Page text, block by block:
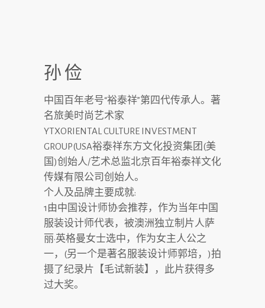
孙俭
中国百年老号“裕泰祥”第四代传承人。著
名旅美时尚艺术家
YTXORIENTAL CULTURE INVESTMENT
GROUP(USA裕泰祥东方文化投资集团(美
国)创始人/艺术总监北京百年裕泰祥文化
传媒有限公司创始人。
个人及品牌主要成就:
1由中国设计师协会推荐，作为当年中国
服装设计师代表，被澳洲独立制片人萨
丽·英格曼女士选中，作为女主人公之
一，(另一个是著名服装设计师郭培，)拍
摄了纪录片【毛试新装】，此片获得多
过大奖。